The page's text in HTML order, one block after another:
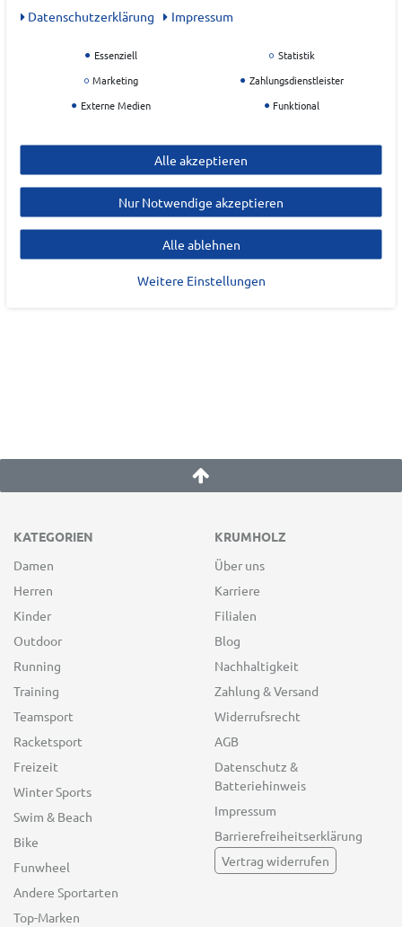
Polyester (85.9 % Recycelte Materialien)
BROOKS
Brooks Sports GmbH
Willy Brandt-Weg13
48155Münster
Deutschland
info@brooksrunning.de
KATEGORIEN
Damen
Herren
Kinder
Outdoor
Running
Training
Teamsport
Racketsport
Freizeit
Winter Sports
Swim & Beach
Bike
Funwheel
Andere Sportarten
Top-Marken
KRUMHOLZ
Über uns
Karriere
Filialen
Blog
Nachhaltigkeit
Zahlung & Versand
Widerrufsrecht
AGB
Datenschutz &
Batteriehinweis
Impressum
Barrierefreiheitserklärung
Vertrag widerrufen
Daten­schutz­erklärung
Impressum
Essenziell
Statistik
Marketing
Zahlungsdienstleister
Externe Medien
Funktional
Alle akzeptieren
Nur Notwendige akzeptieren
Alle ablehnen
Weitere Einstellungen